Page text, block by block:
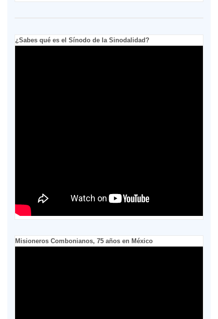
¿Sabes qué es el Sínodo de la Sinodalidad?
Misioneros Combonianos, 75 años en México